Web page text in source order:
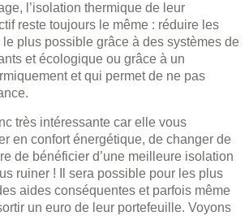
l’isolation thermique de leur
reste toujours le même : réduire les
plus possible grâce à des systèmes de
et écologique ou grâce à un
et qui permet de ne pas
très intéressante car elle vous
en confort énergétique, de changer de
de bénéficier d’une meilleure isolation
ruiner ! Il sera possible pour les plus
aides conséquentes et parfois même
un euro de leur portefeuille. Voyons